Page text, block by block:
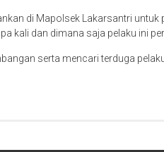
di Mapolsek Lakarsantri
kali dan dimana saja pelaku ini
serta mencari terduga